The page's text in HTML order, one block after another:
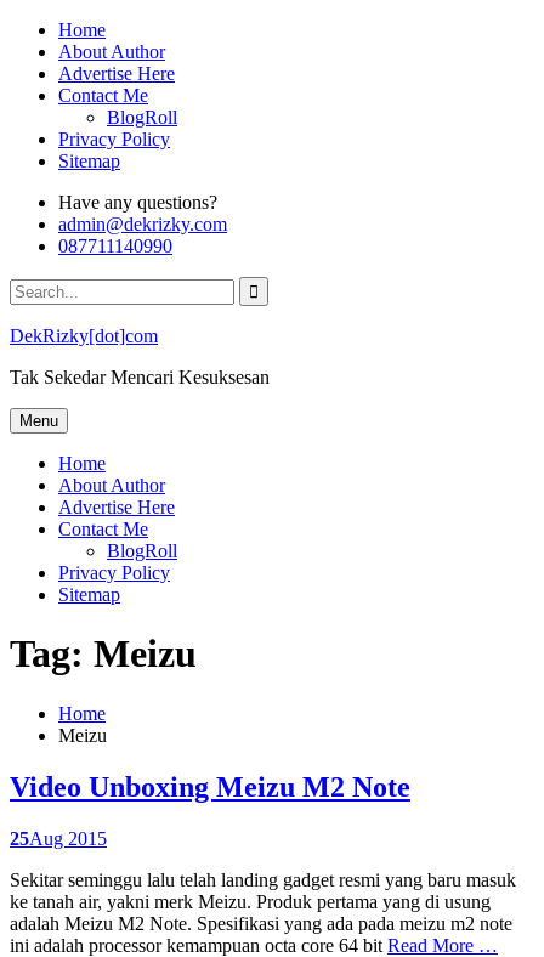
Skip
content
Home
About Author
Advertise Here
Contact Me
BlogRoll
Privacy Policy
Sitemap
Have any questions?
admin@dekrizky.com
087711140990
Search
for:
DekRizky[dot]com
Tak Sekedar Mencari Kesuksesan
Menu
Home
About Author
Advertise Here
Contact Me
BlogRoll
Privacy Policy
Sitemap
Tag: Meizu
Home
Meizu
Video Unboxing Meizu M2 Note
25Aug 2015
Sekitar seminggu lalu telah landing gadget resmi yang baru masuk
ke tanah air, yakni merk Meizu. Produk pertama yang di usung
adalah Meizu M2 Note. Spesifikasi yang ada pada meizu m2 note
ini adalah processor kemampuan octa core 64 bit Read More …